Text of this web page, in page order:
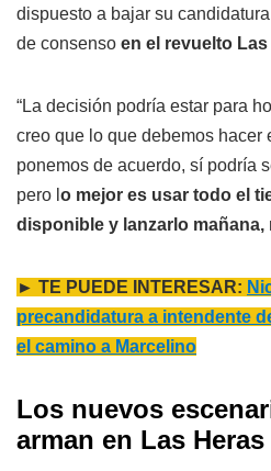
dispuesto a bajar su
de consenso en el revuelto Las
“La decisión podría estar para
creo que lo que debemos hacer
ponemos de acuerdo, sí podría
pero l o mejor es usar todo el
disponible y lanzarlo mañana,
► TE PUEDE INTERESAR:
precandidatura a intendente
el camino a Marcelino
Los nuevos
arman en Las Heras